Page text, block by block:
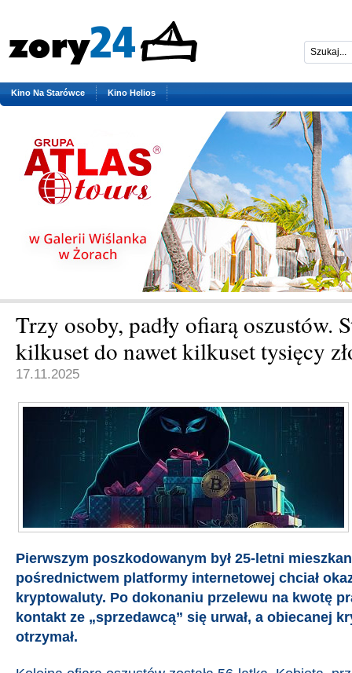
Kino Na Starówce Kino Helios
Trzy osoby, padły ofiarą oszustów.
kilkuset do nawet kilkuset tysięcy
17.11.2025
Pierwszym poszkodowanym był 25-letni
pośrednictwem platformy internetowej chciał
kryptowaluty. Po dokonaniu przelewu na kwotę
kontakt ze „sprzedawcą” się urwał, a obiecanej
otrzymał.